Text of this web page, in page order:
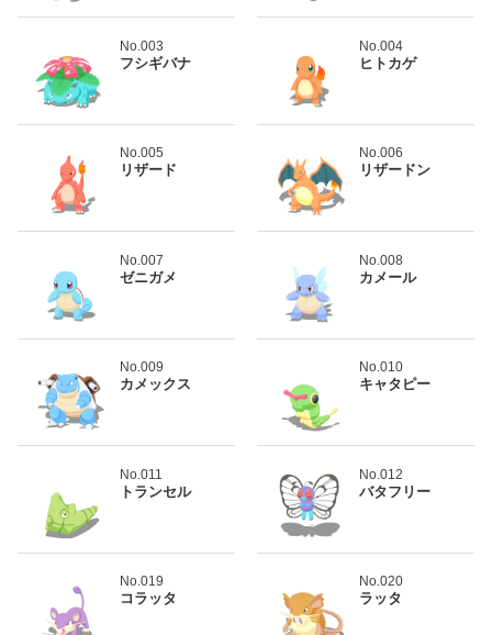
No.003
フシギバナ
No.004
ヒトカゲ
No.005
リザード
No.006
リザードン
No.007
ゼニガメ
No.008
カメール
No.009
カメックス
No.010
キャタピー
No.011
トランセル
No.012
バタフリー
No.019
コラッタ
No.020
ラッタ